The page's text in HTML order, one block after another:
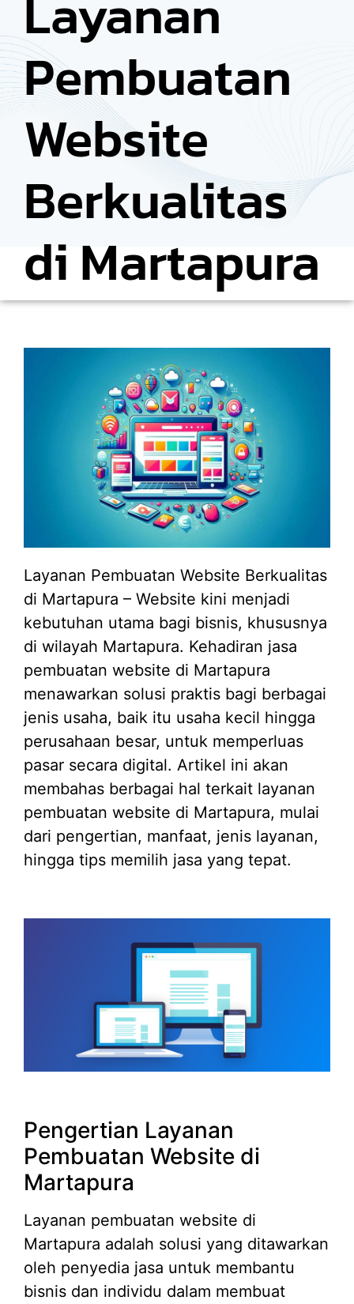
Pembuatan
Website
Berkualitas
di Martapura
Layanan Pembuatan Website Berkualitas
di Martapura – Website kini menjadi
kebutuhan utama bagi bisnis, khususnya
di wilayah Martapura. Kehadiran jasa
pembuatan website di Martapura
menawarkan solusi praktis bagi berbagai
jenis usaha, baik itu usaha kecil hingga
perusahaan besar, untuk memperluas
pasar secara digital. Artikel ini akan
membahas berbagai hal terkait layanan
pembuatan website di Martapura, mulai
dari pengertian, manfaat, jenis layanan,
hingga tips memilih jasa yang tepat.
Pengertian Layanan
Pembuatan Website di
Martapura
Layanan pembuatan website di
Martapura adalah solusi yang ditawarkan
oleh penyedia jasa untuk membantu
bisnis dan individu dalam membuat